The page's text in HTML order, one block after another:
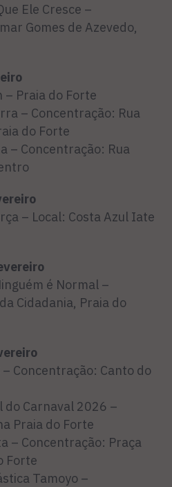
Ele Cresce –
Gomes de Azevedo,
– Praia do Forte
– Concentração: Rua
do Forte
– Concentração: Rua
– Local: Costa Azul Iate
é Normal –
Cidadania, Praia do
– Concentração: Canto do
Carnaval 2026 –
Praia do Forte
– Concentração: Praça
Forte
Tamoyo –